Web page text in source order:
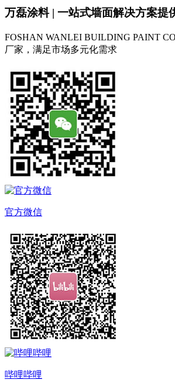
万磊涂料 | 一站式墙面解决方案提
FOSHAN WANLEI BUILDING PAINT
厂家，满足市场多元化需求
官方微信
哔哩哔哩